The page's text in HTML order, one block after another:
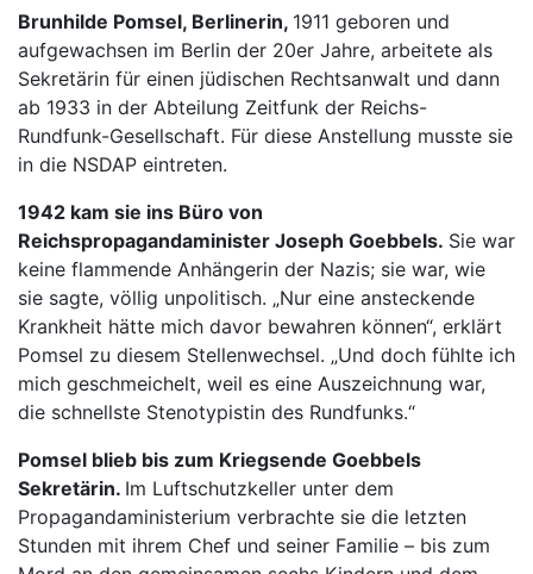
Brunhilde Pomsel, Berlinerin, 1911 geboren und
aufgewachsen im Berlin der 20er Jahre, arbeitete als
Sekretärin für einen jüdischen Rechtsanwalt und dann
ab 1933 in der Abteilung Zeitfunk der Reichs-
Rundfunk-Gesellschaft. Für diese Anstellung musste sie
in die NSDAP eintreten.
1942 kam sie ins Büro von
Reichspropagandaminister Joseph Goebbels. Sie war
keine flammende Anhängerin der Nazis; sie war, wie
sie sagte, völlig unpolitisch. „Nur eine ansteckende
Krankheit hätte mich davor bewahren können“, erklärt
Pomsel zu diesem Stellenwechsel. „Und doch fühlte ich
mich geschmeichelt, weil es eine Auszeichnung war,
die schnellste Stenotypistin des Rundfunks.“
Pomsel blieb bis zum Kriegsende Goebbels
Sekretärin. Im Luftschutzkeller unter dem
Propagandaministerium verbrachte sie die letzten
Stunden mit ihrem Chef und seiner Familie – bis zum